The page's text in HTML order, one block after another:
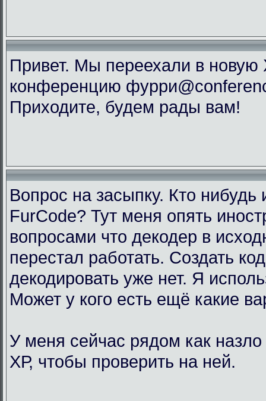
Привет. Мы переехали в новую
конференцию
Приходите, будем рады вам!
Вопрос на засыпку. Кто нибудь
FurCode? Тут меня опять
вопросами что декодер в
перестал работать. Создать
декодировать уже нет. Я
Может у кого есть ещё какие
У меня сейчас рядом как
ХР, чтобы проверить на ней.